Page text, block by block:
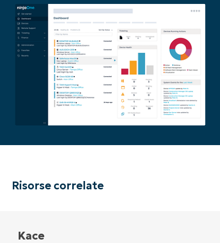
Risorse correlate
Kace
Paese
Company
name*